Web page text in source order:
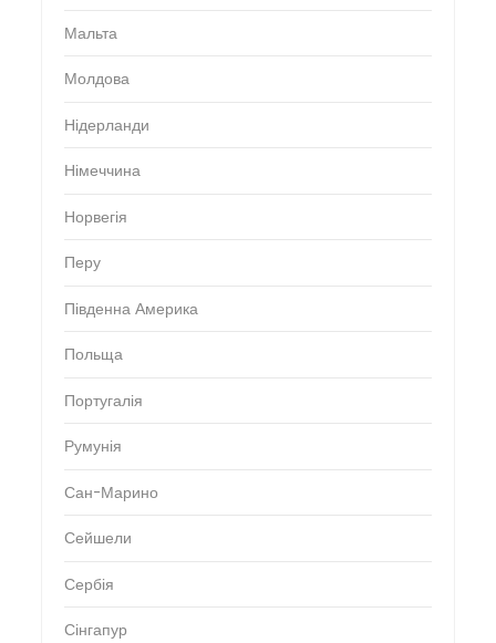
Мальта
Молдова
Нідерланди
Німеччина
Норвегія
Перу
Південна Америка
Польща
Португалія
Румунія
Сан-Марино
Сейшели
Сербія
Сінгапур